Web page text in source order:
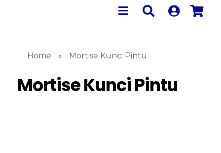
Home » Mortise Kunci Pintu
Mortise Kunci Pintu